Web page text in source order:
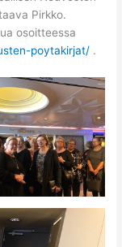
Pirkko.
osoitteessa
poytakirjat/ .